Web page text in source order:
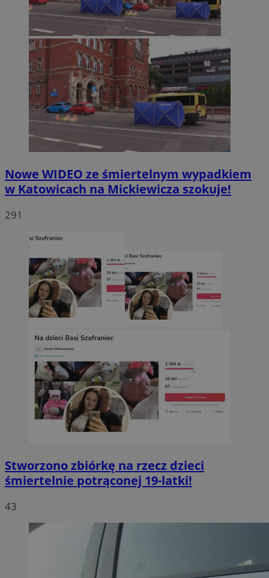
Nowe WIDEO ze śmiertelnym wypadkiem
w Katowicach na Mickiewicza szokuje!
291
Stworzono zbiórkę na rzecz dzieci
śmiertelnie potrąconej 19-latki!
43